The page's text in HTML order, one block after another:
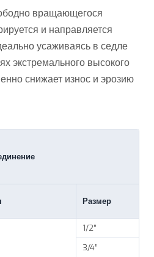
вращающегося
и направляется
усаживаясь в седле
экстремального высокого
снижает износ и эрозию
Размер
1/2”
3/4”